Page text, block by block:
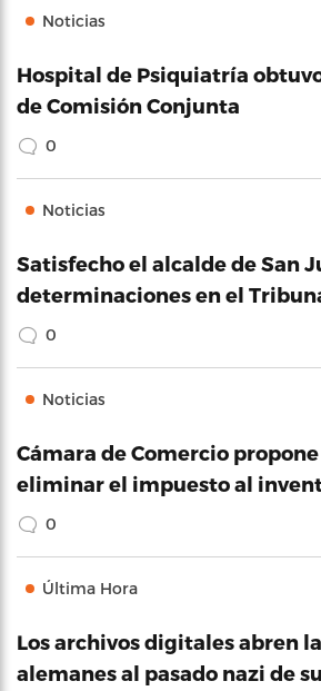
Noticias
Hospital de Psiquiatría
de Comisión Conjunta
0
Noticias
Satisfecho el alcalde de San
determinaciones en el
0
Noticias
Cámara de Comercio
eliminar el impuesto al
0
Última Hora
Los archivos digitales abren
alemanes al pasado nazi de